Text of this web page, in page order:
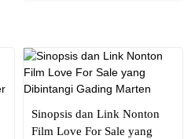
Sinopsis dan Link Nonton
Film Love For Sale yang